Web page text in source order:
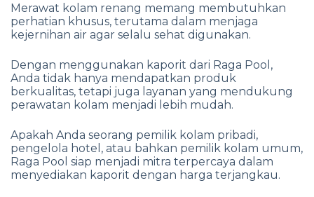
Merawat kolam renang memang membutuhkan
perhatian khusus, terutama dalam menjaga
kejernihan air agar selalu sehat digunakan.
Dengan menggunakan kaporit dari Raga Pool,
Anda tidak hanya mendapatkan produk
berkualitas, tetapi juga layanan yang mendukung
perawatan kolam menjadi lebih mudah.
Apakah Anda seorang pemilik kolam pribadi,
pengelola hotel, atau bahkan pemilik kolam umum,
Raga Pool siap menjadi mitra terpercaya dalam
menyediakan kaporit dengan harga terjangkau.